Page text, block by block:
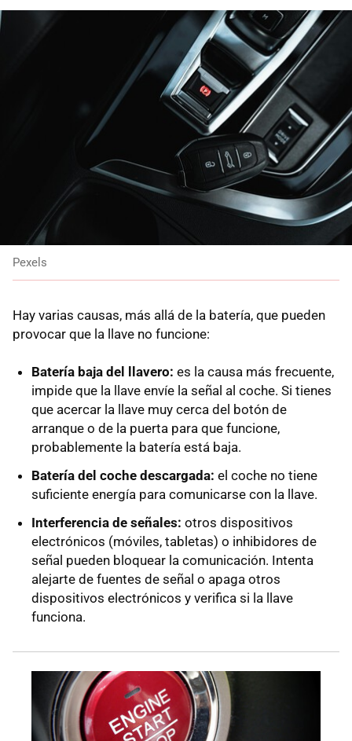
Pexels
Hay varias causas, más allá de la batería, que pueden
provocar que la llave no funcione:
Batería baja del llavero: es la causa más frecuente,
impide que la llave envíe la señal al coche. Si tienes
que acercar la llave muy cerca del botón de
arranque o de la puerta para que funcione,
probablemente la batería está baja.
Batería del coche descargada: el coche no tiene
suficiente energía para comunicarse con la llave.
Interferencia de señales: otros dispositivos
electrónicos (móviles, tabletas) o inhibidores de
señal pueden bloquear la comunicación. Intenta
alejarte de fuentes de señal o apaga otros
dispositivos electrónicos y verifica si la llave
funciona.